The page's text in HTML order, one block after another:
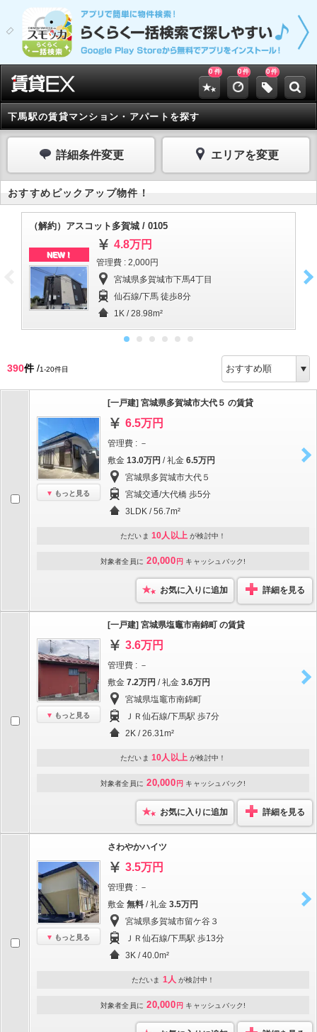
0 件 0件 0件
下馬駅の賃貸マンション・アパートを探す
詳細条件変更 エリアを変更
おすすめピックアップ物件！
（解約）アスコット多賀城 / 0105
NEW！
4.8万円
管理費 : 2,000円
宮城県多賀城市下馬4丁目
仙石線/下馬 徒歩8分
1K / 28.98m²
390件/1-20件目
もっと見る
[一戸建] 宮城県多賀城市大代５ の賃貸
6.5万円
管理費 : －
敷金 13.0万円 / 礼金 6.5万円
宮城県多賀城市大代５
宮城交通/大代橋 歩5分
3LDK / 56.7m²
ただいま 10人以上 が検討中！
対象者全員に 20,000 円 キャッシュバック!
お気に入りに追加 詳細を見る
もっと見る
[一戸建] 宮城県塩竈市南錦町 の賃貸
3.6万円
管理費 : －
敷金 7.2万円 / 礼金 3.6万円
宮城県塩竈市南錦町
ＪＲ仙石線/下馬駅 歩7分
2K / 26.31m²
ただいま 10人以上 が検討中！
対象者全員に 20,000 円 キャッシュバック!
お気に入りに追加 詳細を見る
もっと見る
さわやかハイツ
3.5万円
管理費 : －
敷金 無料 / 礼金 3.5万円
宮城県多賀城市留ケ谷３
ＪＲ仙石線/下馬駅 歩13分
3K / 40.0m²
ただいま 1人 が検討中！
対象者全員に 20,000 円 キャッシュバック!